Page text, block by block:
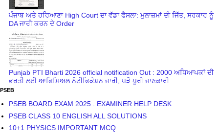
ਪੰਜਾਬ ਅਤੇ ਹਰਿਆਣਾ High Court ਦਾ ਵੱਡਾ ਫੈਸਲਾ: ਮੁਲਾਜ਼ਮਾਂ ਦੀ ਜਿੱਤ, ਸਰਕਾਰ ਨੂੰ
DA ਜਾਰੀ ਕਰਨ ਦੇ Order
Punjab PTI Bharti 2026 official notification Out : 2000 ਅਧਿਆਪਕਾਂ ਦੀ
ਭਰਤੀ ਲਈ ਆਫਿਸਿਅਲ ਨੋਟੀਫਿਕੇਸ਼ਨ ਜਾਰੀ, ਪੜੋ ਪੂਰੀ ਜਾਣਕਾਰੀ
PSEB
PSEB BOARD EXAM 2025 : EXAMINER HELP DESK
PSEB CLASS 10 ENGLISH ALL SOLUTIONS
10+1 PHYSICS IMPORTANT MCQ